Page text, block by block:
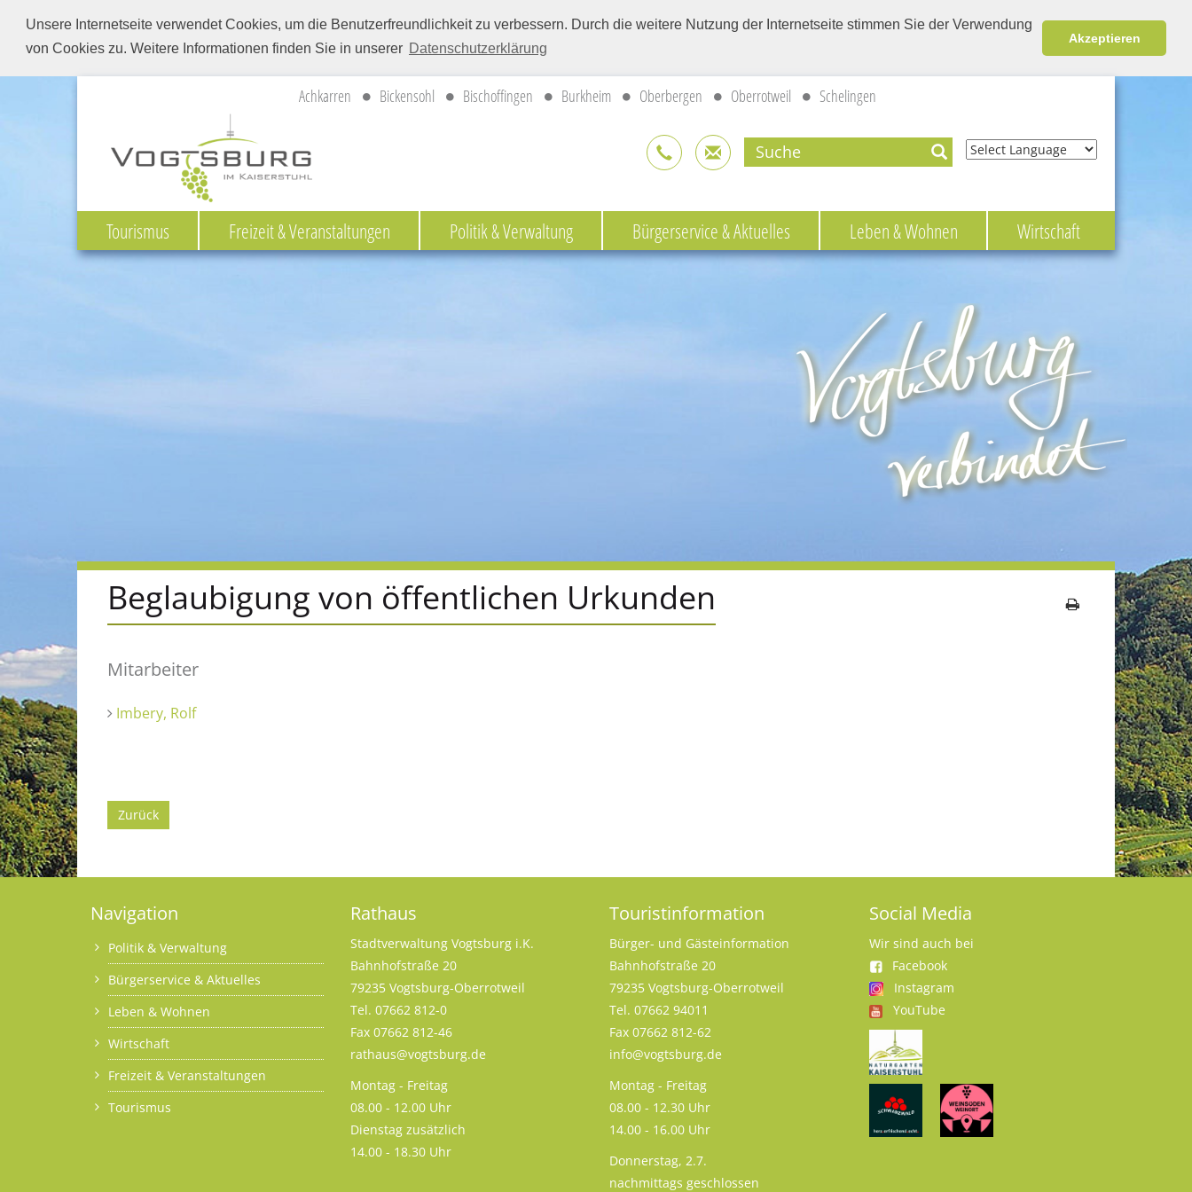
Unsere Internetseite verwendet Cookies, um die Benutzerfreundlichkeit zu verbessern. Durch die weitere Nutzung der Internetseite stimmen Sie der Verwendung
von Cookies zu. Weitere Informationen finden Sie in unserer Datenschutzerklärung
Akzeptieren
Achkarren Bickensohl Bischoffingen Burkheim Oberbergen Oberrotweil Schelingen
Tourismus Freizeit & Veranstaltungen Politik & Verwaltung Bürgerservice & Aktuelles Leben & Wohnen Wirtschaft
Beglaubigung von öffentlichen Urkunden
Mitarbeiter
Imbery, Rolf
Zurück
Navigation
Politik & Verwaltung
Bürgerservice & Aktuelles
Leben & Wohnen
Wirtschaft
Freizeit & Veranstaltungen
Tourismus
Rathaus
Stadtverwaltung Vogtsburg i.K.
Bahnhofstraße 20
79235 Vogtsburg-Oberrotweil
Tel. 07662 812-0
Fax 07662 812-46
rathaus@vogtsburg.de
Montag - Freitag
08.00 - 12.00 Uhr
Dienstag zusätzlich
14.00 - 18.30 Uhr
Touristinformation
Bürger- und Gästeinformation
Bahnhofstraße 20
79235 Vogtsburg-Oberrotweil
Tel. 07662 94011
Fax 07662 812-62
info@vogtsburg.de
Montag - Freitag
08.00 - 12.30 Uhr
14.00 - 16.00 Uhr
Donnerstag, 2.7.
nachmittags geschlossen
Social Media
Wir sind auch bei
Facebook
Instagram
YouTube